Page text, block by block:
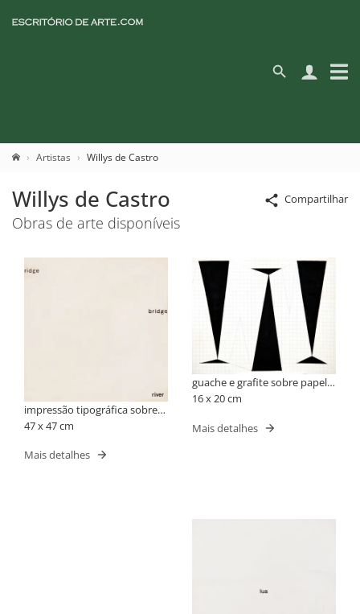
Artistas Willys de Castro
Compartilhar
Willys de Castro
Obras de arte disponíveis
impressão tipográfica sobre
cartão
47 x 47 cm
Mais detalhes
guache e grafite sobre papel
quadriculado
16 x 20 cm
Mais detalhes